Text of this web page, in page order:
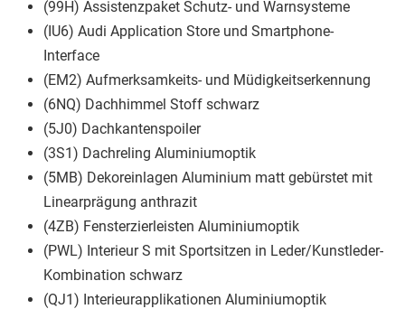
(99H) Assistenzpaket Schutz- und Warnsysteme
(IU6) Audi Application Store und Smartphone-
Interface
(EM2) Aufmerksamkeits- und Müdigkeitserkennung
(6NQ) Dachhimmel Stoff schwarz
(5J0) Dachkantenspoiler
(3S1) Dachreling Aluminiumoptik
(5MB) Dekoreinlagen Aluminium matt gebürstet mit
Linearprägung anthrazit
(4ZB) Fensterzierleisten Aluminiumoptik
(PWL) Interieur S mit Sportsitzen in Leder/Kunstleder-
Kombination schwarz
(QJ1) Interieurapplikationen Aluminiumoptik